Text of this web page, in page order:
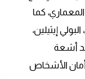
كما
إيثيلين،
ضد أشعة
الأشخاص